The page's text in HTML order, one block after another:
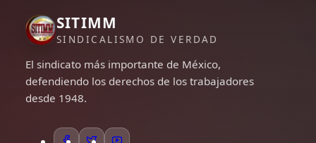
SITIMM
SINDICALISMO DE VERDAD
El sindicato más importante de México,
defendiendo los derechos de los trabajadores
desde 1948.